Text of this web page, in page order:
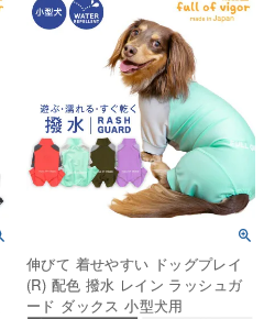
伸びて 着せやすい ドッグプレイ
(R) 配色 撥水 レイン ラッシュガ
ード ダックス 小型犬用